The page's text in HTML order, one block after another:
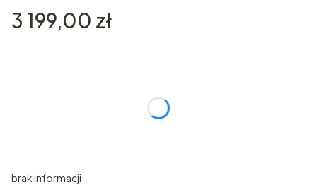
Cena
3 199,00 zł
brak informacji